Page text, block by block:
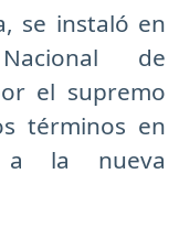
se instaló en
de
el supremo
términos en
a la nueva